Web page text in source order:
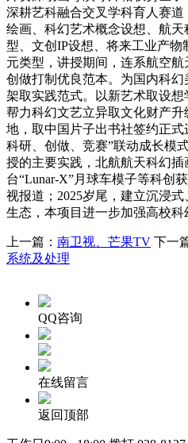
深耕艺科融合交叉学科育人赛
绘画、科幻艺术概念设想、航天
型、文创IP设想、将来工业产
元类型，讲授期间，连系航空
创做打制优良范本。为国内科
架取实践范式。以新艺术取设想
帮力科幻文艺立异取文化财产
地，取中国片子出书社签约正式
科研、创做、竞赛”联动成长模
授的主要实践，北航航天科幻
台“Lunar-X”月球车模子等科创
视报道；2025岁尾，建立沉浸
生态，本项目进一步加强高校科
上一篇： 南卫视、芒果TV 下一
系统及处理
QQ咨询
在线留言
返回顶部